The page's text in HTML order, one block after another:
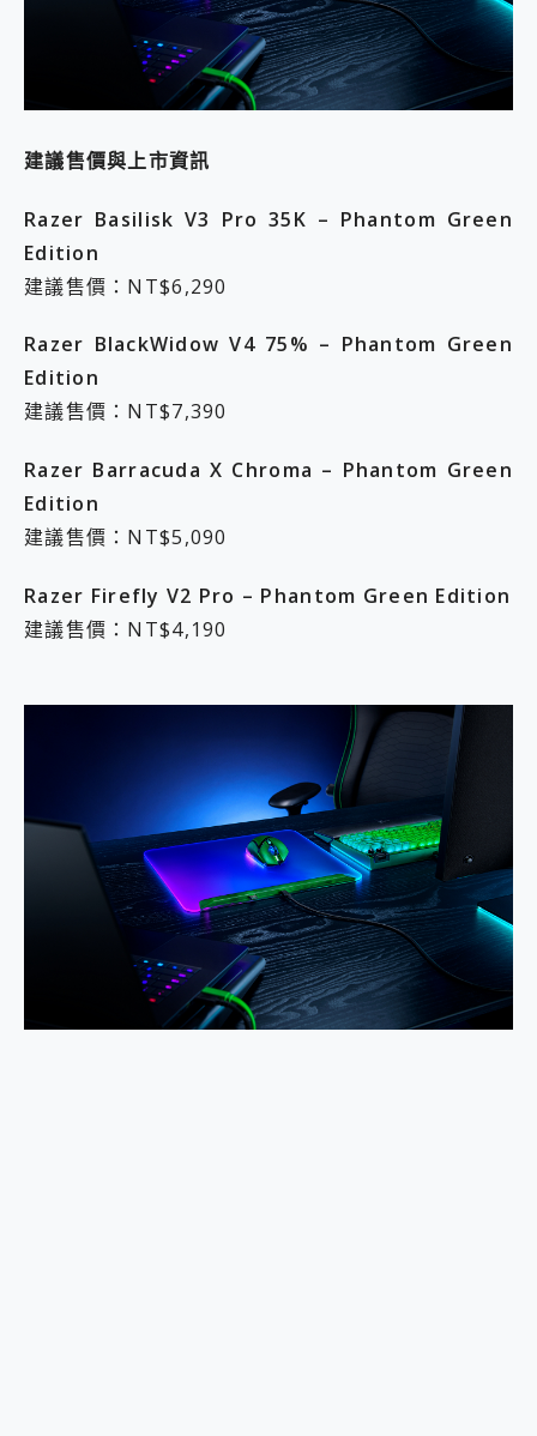
建議售價與上市資訊
Razer Basilisk V3 Pro 35K – Phantom Green
Edition
建議售價：NT$6,290
Razer BlackWidow V4 75% – Phantom Green
Edition
建議售價：NT$7,390
Razer Barracuda X Chroma – Phantom Green
Edition
建議售價：NT$5,090
Razer Firefly V2 Pro – Phantom Green Edition
建議售價：NT$4,190